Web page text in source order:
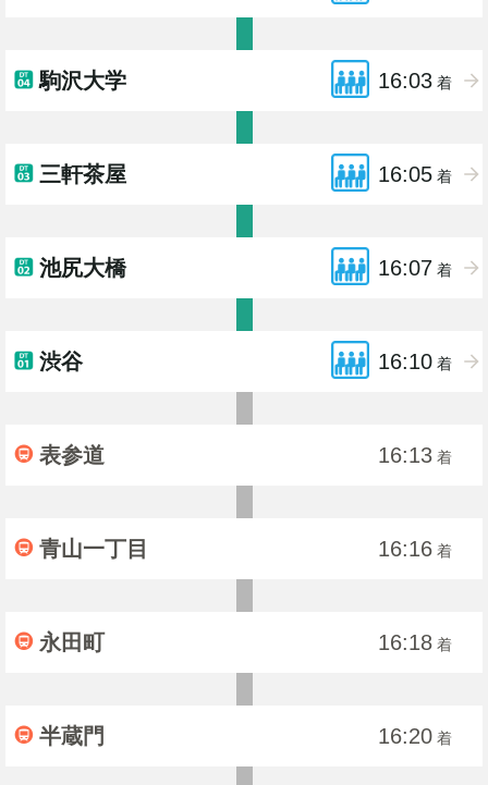
駒沢大学 16:03 着
三軒茶屋 16:05 着
池尻大橋 16:07 着
渋谷 16:10 着
表参道 16:13 着
青山一丁目 16:16 着
永田町 16:18 着
半蔵門 16:20 着